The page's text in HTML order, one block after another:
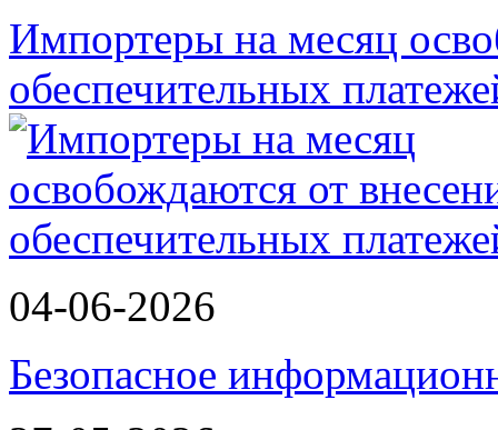
Импортеры на месяц
обеспечительных
04-06-2026
Безопасное